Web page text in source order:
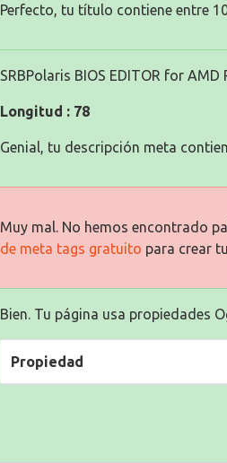
Perfecto, tu título contiene entre
SRBPolaris BIOS EDITOR for
Longitud : 78
Genial, tu descripción meta
Muy mal. No hemos encontrado
de meta tags gratuito para crear
Bien. Tu página usa propiedades
Propiedad